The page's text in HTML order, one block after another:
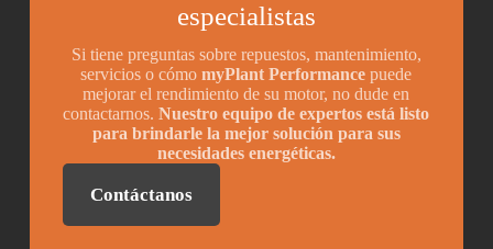
especialistas
Si tiene preguntas sobre repuestos, mantenimiento,
servicios o cómomyPlant Performance puede
mejorar el rendimiento de su motor, no dude en
contactarnos.Nuestro equipo de expertos está listo
para brindarle la mejor solución para sus
necesidades energéticas.
Contáctanos